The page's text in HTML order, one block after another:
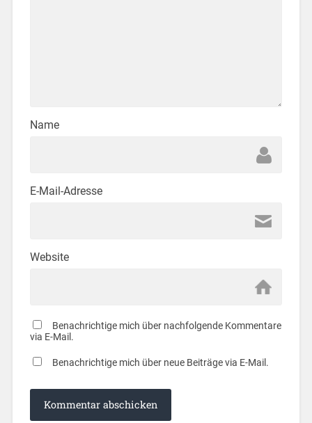
Name
E-Mail-Adresse
Website
Benachrichtige mich über nachfolgende Kommentare
via E-Mail.
Benachrichtige mich über neue Beiträge via E-Mail.